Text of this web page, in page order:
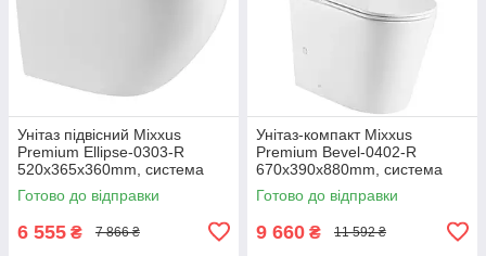
Унітаз підвісний Mixxus
Premium Ellipse-0303-R
520x365x360mm, система
змиву Rimless (MP6463)
Готово до відправки
6 555 ₴ 7 866 ₴
Унітаз-компакт Mixxus
Premium Bevel-0402-R
670x390x880mm, система
змиву RIMLESS (MP6474)
Готово до відправки
9 660 ₴ 11 592 ₴